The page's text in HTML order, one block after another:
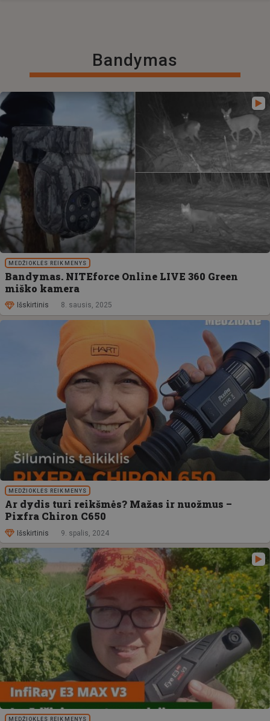
Bandymas
MEDŽIOKLĖS REIKMENYS
Bandymas. NITEforce Online LIVE 360 Green
miško kamera
Išskirtinis 8. sausis, 2025
MEDŽIOKLĖS REIKMENYS
Ar dydis turi reikšmės? Mažas ir nuožmus –
Pixfra Chiron C650
Išskirtinis 9. spalis, 2024
MEDŽIOKLĖS REIKMENYS